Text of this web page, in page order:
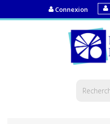
Connexion